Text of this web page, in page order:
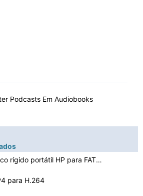
Podcasts Em Audiobooks
Como converter um disco rígido portátil HP para FAT32…
para H.264